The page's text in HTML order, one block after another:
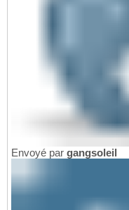
Envoyé par gangsoleil